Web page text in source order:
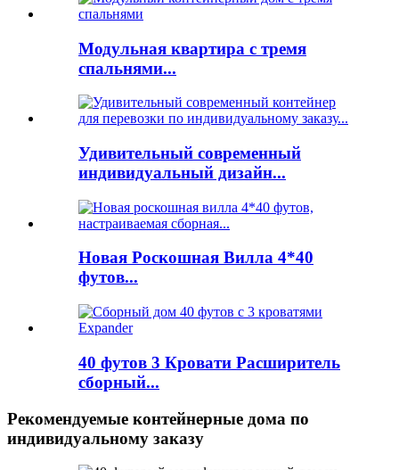
Модульная квартира с тремя
спальнями...
Удивительный современный
индивидуальный дизайн...
Новая Роскошная Вилла 4*40
футов...
40 футов 3 Кровати Расширитель
сборный...
Рекомендуемые контейнерные дома по
индивидуальному заказу